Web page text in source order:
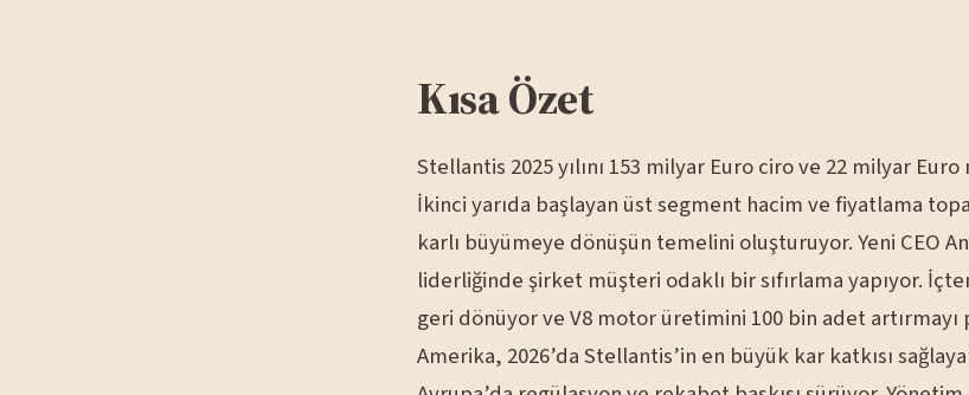
Kısa Özet
Stellantis 2025 yılını 153 milyar Euro ciro ve 22 milyar
İkinci yarıda başlayan üst segment hacim ve fiyatlama
karlı büyümeye dönüşün temelini oluşturuyor. Yeni CEO
liderliğinde şirket müşteri odaklı bir sıfırlama yapıyor.
geri dönüyor ve V8 motor üretimini 100 bin adet artırmayı
Amerika, 2026’da Stellantis’in en büyük kar katkısı